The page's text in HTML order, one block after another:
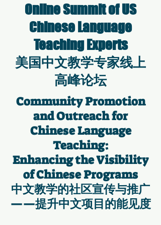
Online Summit of US
Chinese Language
Teaching Experts
美国中文教学专家线上
高峰论坛
Community Promotion
and Outreach for
Chinese Language
Teaching:
Enhancing the Visibility
of Chinese Programs
中文教学的社区宣传与推广
——提升中文项目的能见度